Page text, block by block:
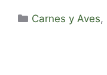
Categorías
Carnes y Aves,